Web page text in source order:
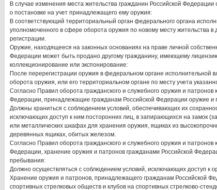
В случае изменения места жительства гражданин Российской
о постановке на учет принадлежащего ему оружия:
В соответствующий территориальный орган федерального органа
уполномоченного в сфере оборота оружия по новому месту жительства в
регистрации.
Оружие, находящееся на законных основаниях на праве личной
Федерации может быть продано другому гражданину, имеющему
коллекционирование или экспонирование:
После перерегистрации оружия в федеральном органе исполнительной
оборота оружия, или его территориальном органе по месту учета
Согласно Правил оборота гражданского и служебного оружия и патронов
Федерации, принадлежащие гражданам Российской Федерации оружие и
Должны храниться с соблюдением условий, обеспечивающих их
исключающих доступ к ним посторонних лиц, в запирающихся на замок
или металлических шкафах для хранения оружия, ящиках из
деревянных ящиках, обитых железом.
Согласно Правил оборота гражданского и служебного оружия и патронов
Федерации, хранение оружия и патронов гражданами Российской
пребывания:
Должно осуществляться с соблюдением условий, исключающих доступ к
Хранение оружия и патронов, принадлежащего гражданам Российской
спортивных стрелковых обществ и клубов на спортивных стрелково-